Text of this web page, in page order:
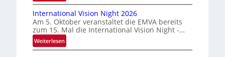
s
s
i
e
H
o
m
e
p
a
International Vision Night 2026
Am 5. Oktober veranstaltet die EMVA bereits
zum 15. Mal die International Vision Night -…
Weiterlesen:
I